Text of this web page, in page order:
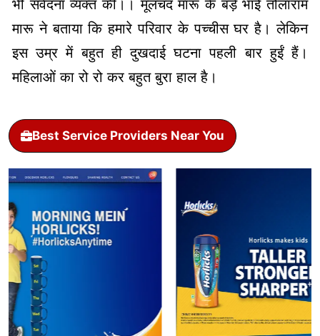
भी संवेदना व्यक्त की।। मूलचंद मारू के बड़े भाई तोलाराम
मारू ने बताया कि हमारे परिवार के पच्चीस घर है। लेकिन
इस उम्र में बहुत ही दुखदाई घटना पहली बार हुईं हैं।
महिलाओं का रो रो कर बहुत बुरा हाल है।
Best Service Providers Near You